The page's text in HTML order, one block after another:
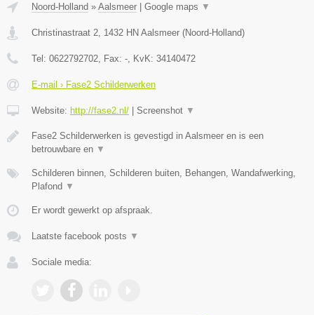
Noord-Holland » Aalsmeer Google maps ▼
Christinastraat 2 1432 HN Aalsmeer (Noord-Holland)
Tel: 0622792702 , Fax: - , KvK: 34140472
E-mail › Fase2 Schilderwerken
Website: http://fase2.nl/ Screenshot ▼
Fase2 Schilderwerken is gevestigd in Aalsmeer en is een
betrouwbare en ▼
Schilderen binnen, Schilderen buiten, Behangen, Wandafwerking,
Plafond ▼
Er wordt gewerkt op afspraak.
Laatste facebook posts ▼
Sociale media: